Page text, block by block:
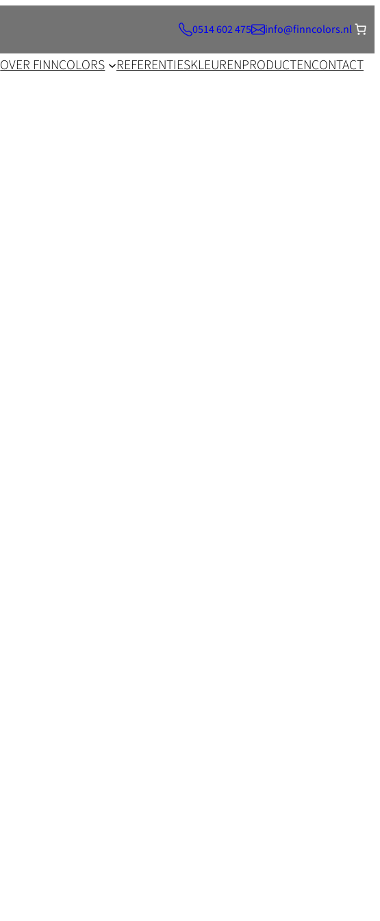
0514 602 475 info@finncolors.nl
OVER FINNCOLORS REFERENTIESKLEURENPRODUCTENCONTACT